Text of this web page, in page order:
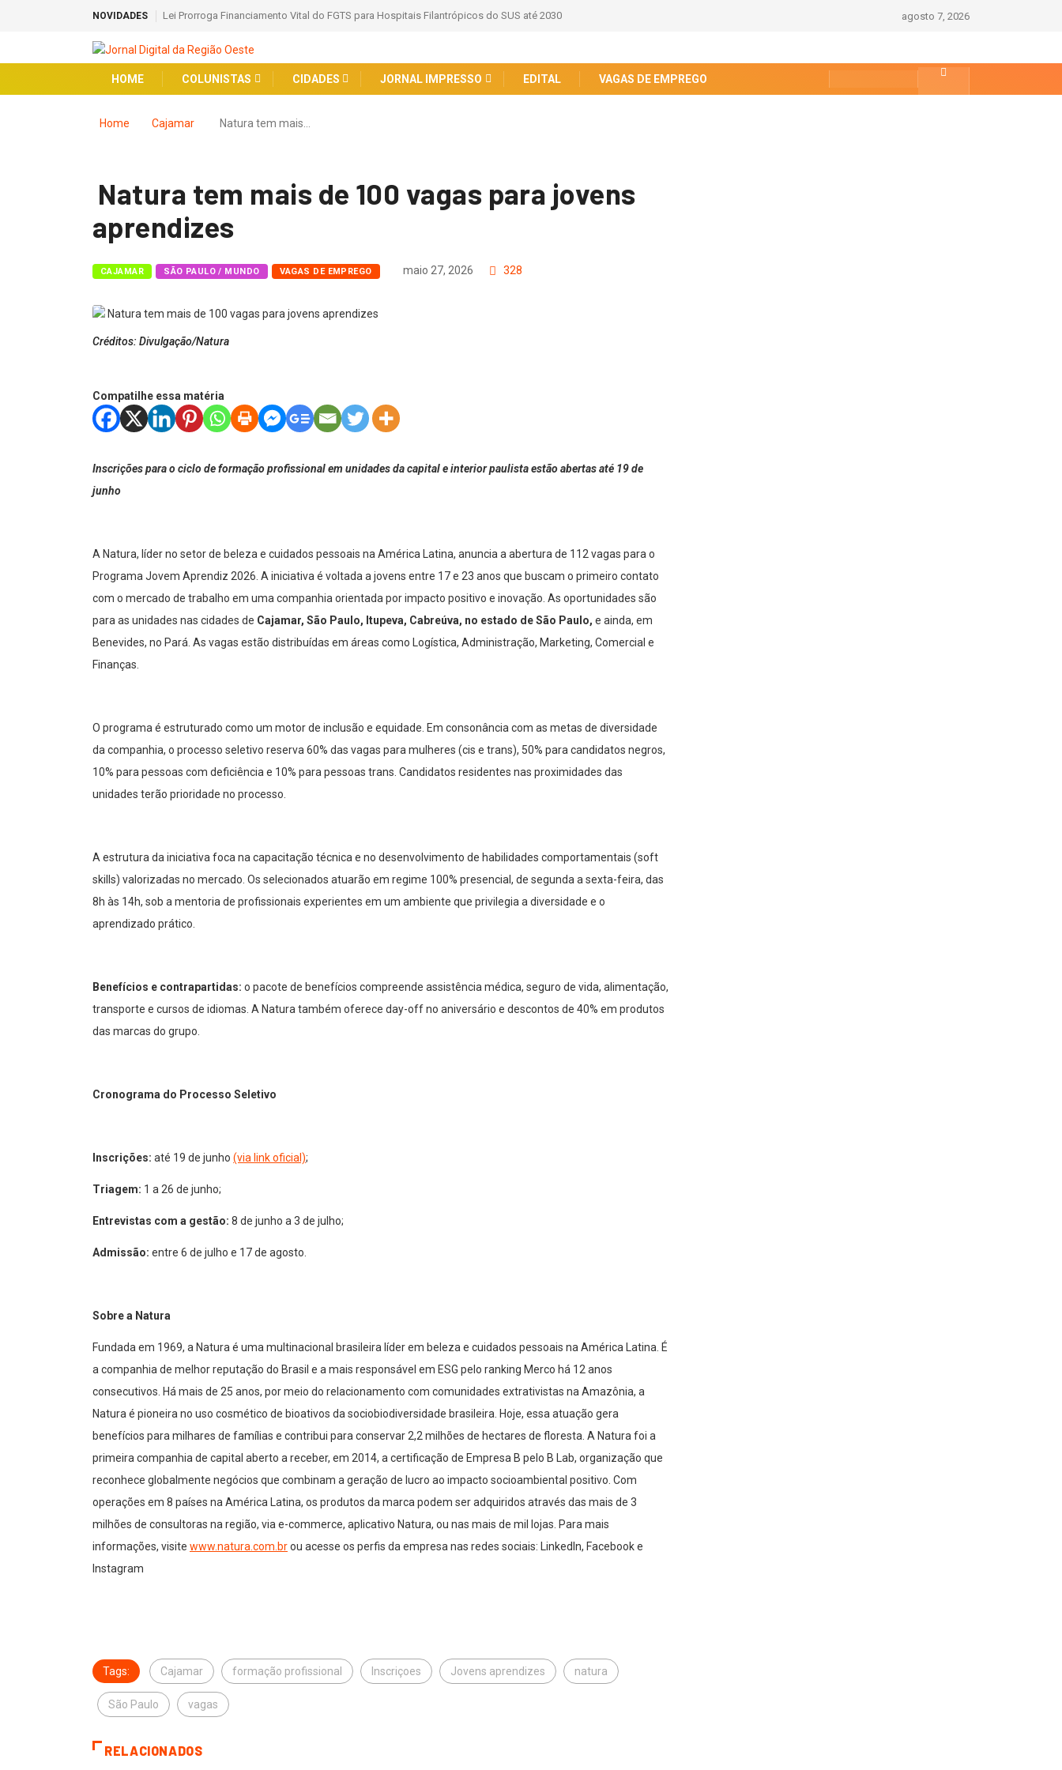
NOVIDADES Lei Prorroga Financiamento Vital do FGTS para Hospitais Filantrópicos do SUS até 2030 agosto 7, 2026
HOME COLUNISTAS CIDADES JORNAL IMPRESSO EDITAL VAGAS DE EMPREGO
Home Cajamar Natura tem mais…
Natura tem mais de 100 vagas para jovens
aprendizes
CAJAMAR SÃO PAULO / MUNDO VAGAS DE EMPREGO maio 27, 2026 328
Créditos: Divulgação/Natura
Compatilhe essa matéria
Inscrições para o ciclo de formação profissional em unidades da capital e interior paulista estão abertas até 19 de
junho
A Natura, líder no setor de beleza e cuidados pessoais na América Latina, anuncia a abertura de 112 vagas para o
Programa Jovem Aprendiz 2026. A iniciativa é voltada a jovens entre 17 e 23 anos que buscam o primeiro contato
com o mercado de trabalho em uma companhia orientada por impacto positivo e inovação. As oportunidades são
para as unidades nas cidades de Cajamar, São Paulo, Itupeva, Cabreúva, no estado de São Paulo, e ainda, em
Benevides, no Pará. As vagas estão distribuídas em áreas como Logística, Administração, Marketing, Comercial e
Finanças.
O programa é estruturado como um motor de inclusão e equidade. Em consonância com as metas de diversidade
da companhia, o processo seletivo reserva 60% das vagas para mulheres (cis e trans), 50% para candidatos negros,
10% para pessoas com deficiência e 10% para pessoas trans. Candidatos residentes nas proximidades das
unidades terão prioridade no processo.
A estrutura da iniciativa foca na capacitação técnica e no desenvolvimento de habilidades comportamentais (soft
skills) valorizadas no mercado. Os selecionados atuarão em regime 100% presencial, de segunda a sexta-feira, das
8h às 14h, sob a mentoria de profissionais experientes em um ambiente que privilegia a diversidade e o
aprendizado prático.
Benefícios e contrapartidas: o pacote de benefícios compreende assistência médica, seguro de vida, alimentação,
transporte e cursos de idiomas. A Natura também oferece day-off no aniversário e descontos de 40% em produtos
das marcas do grupo.
Cronograma do Processo Seletivo
Inscrições: até 19 de junho (via link oficial);
Triagem: 1 a 26 de junho;
Entrevistas com a gestão: 8 de junho a 3 de julho;
Admissão: entre 6 de julho e 17 de agosto.
Sobre a Natura
Fundada em 1969, a Natura é uma multinacional brasileira líder em beleza e cuidados pessoais na América Latina. É
a companhia de melhor reputação do Brasil e a mais responsável em ESG pelo ranking Merco há 12 anos
consecutivos. Há mais de 25 anos, por meio do relacionamento com comunidades extrativistas na Amazônia, a
Natura é pioneira no uso cosmético de bioativos da sociobiodiversidade brasileira. Hoje, essa atuação gera
benefícios para milhares de famílias e contribui para conservar 2,2 milhões de hectares de floresta. A Natura foi a
primeira companhia de capital aberto a receber, em 2014, a certificação de Empresa B pelo B Lab, organização que
reconhece globalmente negócios que combinam a geração de lucro ao impacto socioambiental positivo. Com
operações em 8 países na América Latina, os produtos da marca podem ser adquiridos através das mais de 3
milhões de consultoras na região, via e-commerce, aplicativo Natura, ou nas mais de mil lojas. Para mais
informações, visite www.natura.com.brou acesse os perfis da empresa nas redes sociais: LinkedIn, Facebook e
Instagram
Tags: Cajamar formação profissional Inscriçoes Jovens aprendizes natura
São Paulo vagas
RELACIONADOS